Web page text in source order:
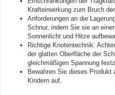
Krafteinwirkung zum Bruch
Anforderungen an die
Schnur, indem Sie sie an
Sonnenlicht und Hitze
Richtige Knotentechnik:
der glatten Oberfläche der
gleichmäßigen Spannung
Bewahren Sie dieses Produkt
Kindern auf.